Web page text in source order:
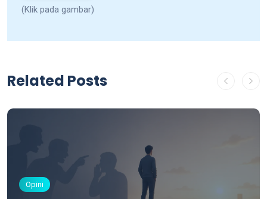
(Klik pada gambar)
Related Posts
Opini